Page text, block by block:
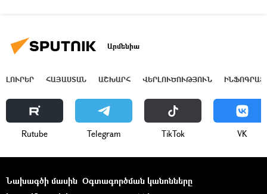
Արմենիա
ԼՈՒՐԵՐ ՀԱՅԱՍՏԱՆ ԱՇԽԱՐՀ ՎԵՐԼՈՒԾՈՒԹՅՈՒՆ
Rutube Telegram ТikТоk VK
Նախագծի մասին Օգտագործման կանոնները